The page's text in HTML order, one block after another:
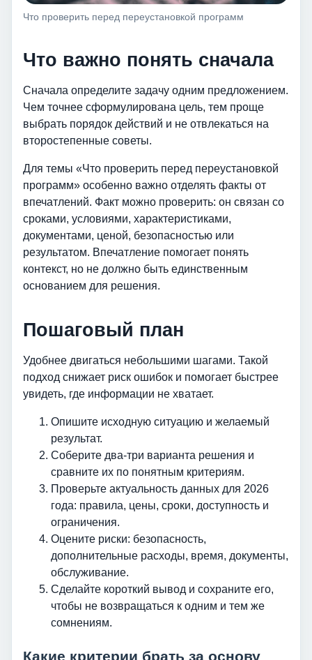
Что проверить перед переустановкой программ
Что важно понять сначала
Сначала определите задачу одним предложением.
Чем точнее сформулирована цель, тем проще
выбрать порядок действий и не отвлекаться на
второстепенные советы.
Для темы «Что проверить перед переустановкой
программ» особенно важно отделять факты от
впечатлений. Факт можно проверить: он связан со
сроками, условиями, характеристиками,
документами, ценой, безопасностью или
результатом. Впечатление помогает понять
контекст, но не должно быть единственным
основанием для решения.
Пошаговый план
Удобнее двигаться небольшими шагами. Такой
подход снижает риск ошибок и помогает быстрее
увидеть, где информации не хватает.
Опишите исходную ситуацию и желаемый
результат.
Соберите два-три варианта решения и
сравните их по понятным критериям.
Проверьте актуальность данных для 2026
года: правила, цены, сроки, доступность и
ограничения.
Оцените риски: безопасность,
дополнительные расходы, время, документы,
обслуживание.
Сделайте короткий вывод и сохраните его,
чтобы не возвращаться к одним и тем же
сомнениям.
Какие критерии брать за основу